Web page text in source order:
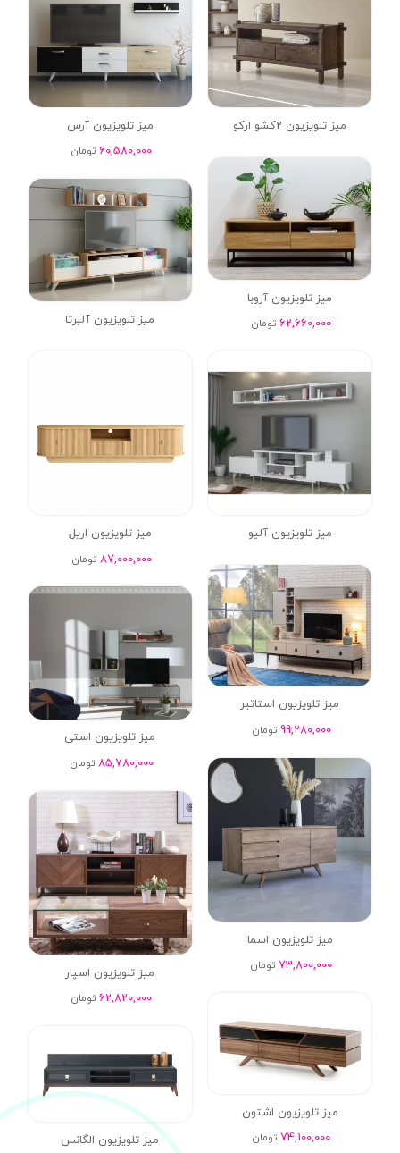
میز تلویزیون 2کشو ارکو
میز تلویزیون آرس
60,580,000 تومان
میز تلویزیون آروبا
62,660,000 تومان میز تلویزیون آلبرتا
میز تلویزیون آلیو
میز تلویزیون اریل
87,000,000 تومان
میز تلویزیون استاتیر
99,280,000 تومان
میز تلویزیون استی
85,780,000 تومان
میز تلویزیون اسما
73,800,000 تومان
میز تلویزیون اسپار
62,820,000 تومان
میز تلویزیون اشتون
74,100,000 تومان میز تلویزیون الگانس